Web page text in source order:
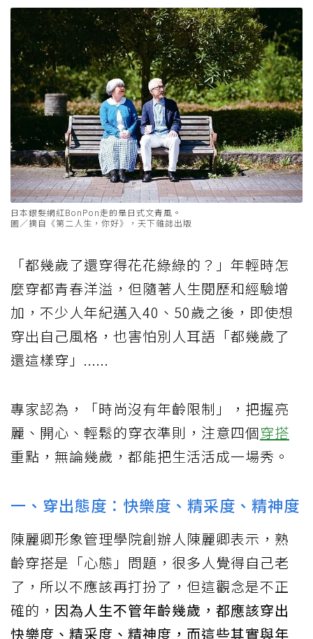
日本銀髮網紅BonPon走的是日式文青風。
圖／摘自《第二人生，你好》，天下雜誌出版
「都幾歲了還穿得花花綠綠的？」年輕時怎
麼穿都青春洋溢，但隨著人生閱歷和經驗增
加，不少人年紀邁入40、50歲之後，即使想
穿出自己風格，也害怕別人耳語「都幾歲了
還這樣穿」......
專家認為，「時尚沒有年齡限制」，把握亮
麗、開心、輕鬆的穿衣準則，注意四個穿搭
重點，無論幾歲，都能把生活活成一場秀。
一、穿出態度：快樂度、精采度、精神度
陳麗卿形象管理學院創辦人陳麗卿表示，熟
齡穿搭是「心態」問題，很多人覺得自己老
了，所以不應該再打扮了，但這觀念是不正
確的， 因為人生不管年齡幾歲，都應該穿出
快樂度、精采度、精神度，而這些其實與年